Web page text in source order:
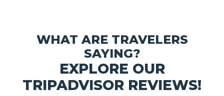
WHAT ARE TRAVELERS
SAYING?
EXPLORE OUR
TRIPADVISOR REVIEWS!